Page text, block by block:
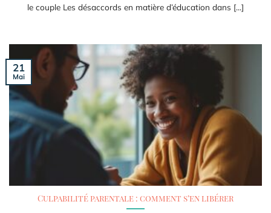
le couple Les désaccords en matière d’éducation dans [...]
Culpabilité parentale : comment s’en libérer
21
Mai